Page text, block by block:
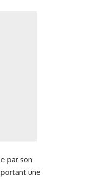
par son
une